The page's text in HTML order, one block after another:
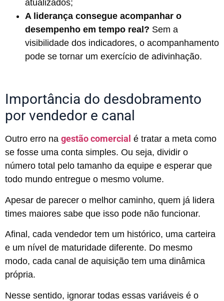
atualizados;
A liderança consegue acompanhar o
desempenho em tempo real? Sem a
visibilidade dos indicadores, o acompanhamento
pode se tornar um exercício de adivinhação.
Importância do desdobramento
por vendedor e canal
Outro erro na gestão comercial é tratar a meta como
se fosse uma conta simples. Ou seja, dividir o
número total pelo tamanho da equipe e esperar que
todo mundo entregue o mesmo volume.
Apesar de parecer o melhor caminho, quem já lidera
times maiores sabe que isso pode não funcionar.
Afinal, cada vendedor tem um histórico, uma carteira
e um nível de maturidade diferente. Do mesmo
modo, cada canal de aquisição tem uma dinâmica
própria.
Nesse sentido, ignorar todas essas variáveis é o